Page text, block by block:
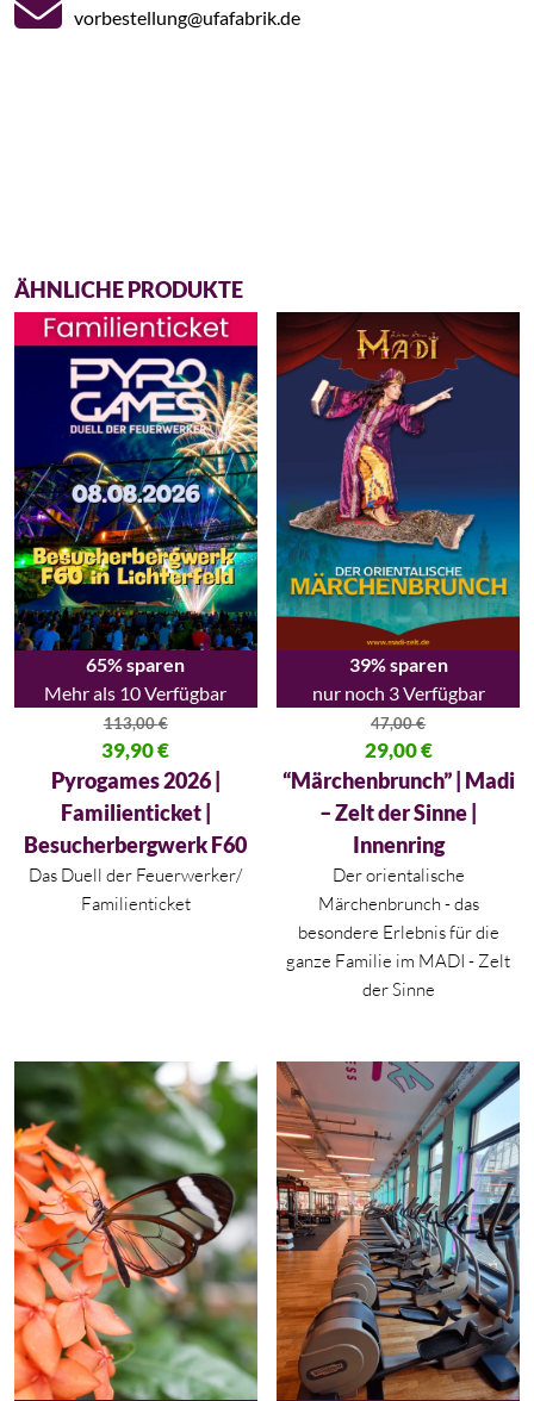
vorbestellung@ufafabrik.de
ÄHNLICHE PRODUKTE
65% sparen
Mehr als 10 Verfügbar
113,00€
Ursprünglicher Preis war: 113,00 €
39,90€
Aktueller Preis ist: 39,90 €.
Pyrogames 2026 |
Familienticket |
Besucherbergwerk F60
Das Duell der Feuerwerker/
Familienticket
39% sparen
nur noch 3 Verfügbar
47,00€
Ursprünglicher Preis war:
29,00€
Aktueller Preis ist: 29,00 €.
“Märchenbrunch” | Madi
– Zelt der Sinne |
Innenring
Der orientalische
Märchenbrunch - das
besondere Erlebnis für die
ganze Familie im MADI - Zelt
der Sinne